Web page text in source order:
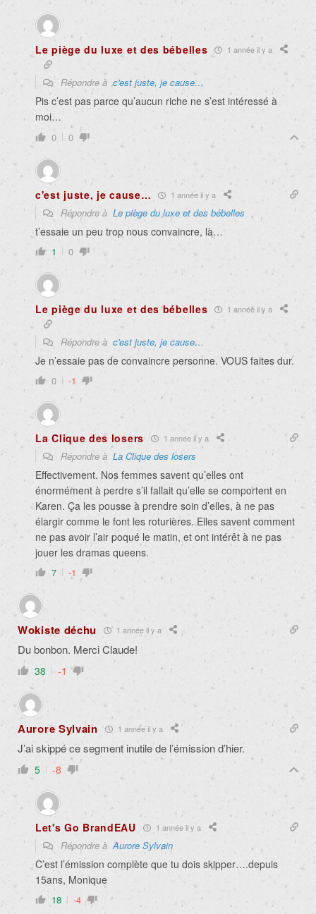
Le piège du luxe et des bébelles 1 année il y a
Répondre àc'est juste, je cause…
Pis c’est pas parce qu’aucun riche ne s’est intéressé à
moi…
0 0
c'est juste, je cause… 1 année il y a
Répondre à Le piège du luxe et des bébelles
t’essaie un peu trop nous convaincre, là…
1 0
Le piège du luxe et des bébelles 1 année il y a
Répondre à c'est juste, je cause…
Je n’essaie pas de convaincre personne. VOUS faites dur.
0 -1
La Clique des losers 1 année il y a
Répondre à La Clique des losers
Effectivement. Nos femmes savent qu’elles ont
énormément à perdre s’il fallait qu’elle se comportent en
Karen. Ça les pousse à prendre soin d’elles, à ne pas
élargir comme le font les roturières. Elles savent comment
ne pas avoir l’air poqué le matin, et ont intérêt à ne pas
jouer les dramas queens.
7 -1
Wokiste déchu 1 année il y a
Du bonbon. Merci Claude!
38 -1
Aurore Sylvain 1 année il y a
J’ai skippé ce segment inutile de l’émission d’hier.
5 -8
Let's Go BrandEAU 1 année il y a
Répondre àAurore Sylvain
C’est l’émission complète que tu dois skipper….depuis
15ans, Monique
18 -4